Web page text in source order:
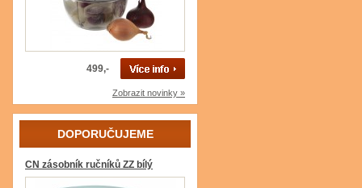
499,-
Zobrazit novinky »
DOPORUČUJEME
CN zásobník ručníků ZZ bílý